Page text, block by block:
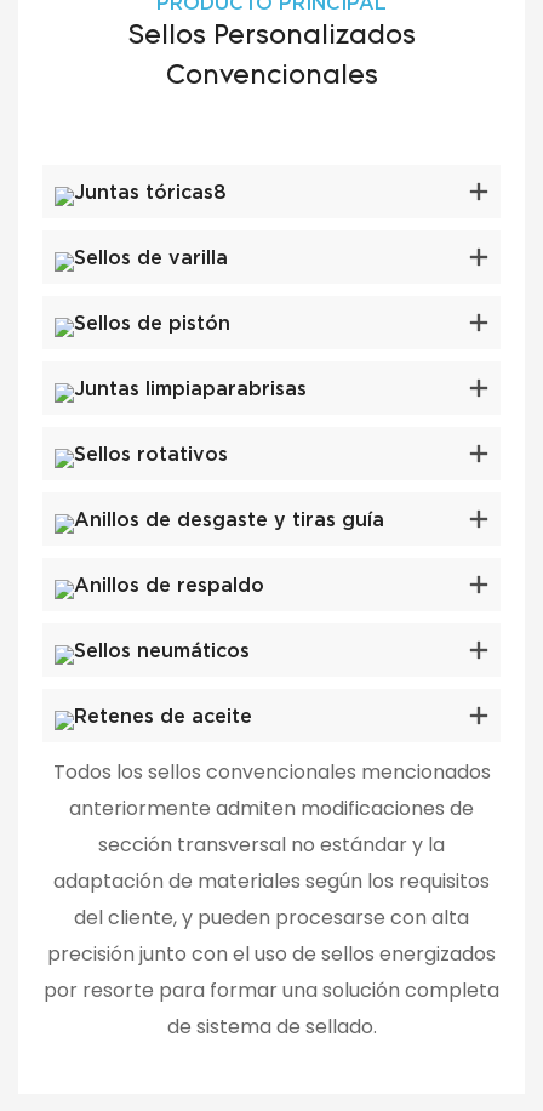
Sellos Personalizados
Convencionales
Juntas tóricas8
Sellos de varilla
Sellos de pistón
Juntas limpiaparabrisas
Sellos rotativos
Anillos de desgaste y tiras guía
Anillos de respaldo
Sellos neumáticos
Retenes de aceite
Todos los sellos convencionales mencionados
anteriormente admiten modificaciones de
sección transversal no estándar y la
adaptación de materiales según los requisitos
del cliente, y pueden procesarse con alta
precisión junto con el uso de sellos energizados
por resorte para formar una solución completa
de sistema de sellado.